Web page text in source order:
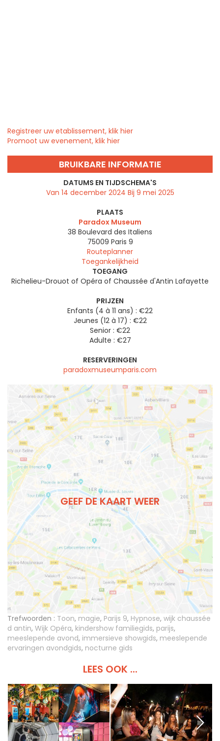
Registreer uw etablissement, klik hier
Promoot uw evenement, klik hier
BRUIKBARE INFORMATIE
DATUMS EN TIJDSCHEMA'S
Van 14 december 2024 Bij 9 mei 2025
PLAATS
Paradox Museum
38 Boulevard des Italiens
75009 Paris 9
Routeplanner
Toegankelijkheid
TOEGANG
Richelieu-Drouot of Opéra of Chaussée d'Antin Lafayette
PRIJZEN
Enfants (4 à 11 ans) : €22
Jeunes (12 à 17) : €22
Senior : €22
Adulte : €27
RESERVERINGEN
paradoxmuseumparis.com
GEEF DE KAART WEER
Trefwoorden : Toon, magie, Parijs 9, Hypnose, wijk chaussée
d antin, Wijk Opéra, kindershow familiegids, parijs,
meeslepende avond, immersieve showgids, meeslepende
ervaringen avondgids, nocturne gids
LEES OOK ...